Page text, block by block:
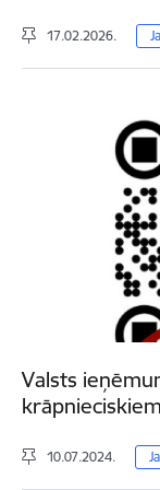
17.02.2026.
Valsts
10.07.2024.